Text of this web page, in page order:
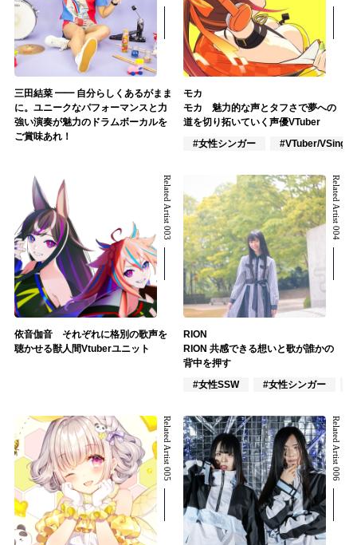
三田結菜 ━━ 自分らしくあるがまま
に。ユニークなパフォーマンスと力
強い演奏が魅力のドラムボーカルを
ご賞味あれ！
モカ
モカ 魅力的な声とタフさで夢への
道を切り拓いていく声優VTuber
#女性シンガー
#VTuber/VSinger
Related Artist 003
依音伽音 それぞれに格別の歌声を
聴かせる獣人間Vtuberユニット
Related Artist 004
RION
RION 共感できる想いと歌が誰かの
背中を押す
#女性SSW
#女性シンガー
Related Artist 005 Related Artist 006